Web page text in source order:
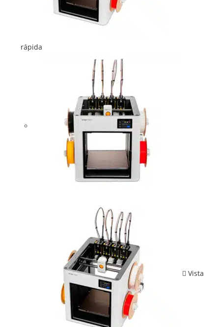
rápida
Vista